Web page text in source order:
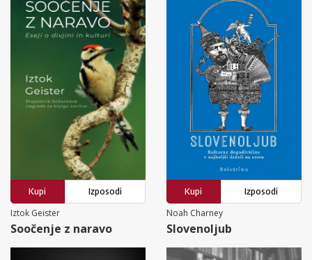
Kupi
Izposodi
Iztok Geister
Soočenje z naravo
Kupi
Izposodi
Noah Charney
Slovenoljub